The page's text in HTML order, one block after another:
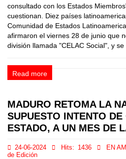
consultado con los Estados
cuestionan. Diez países
Comunidad de Estados
afirmaron el viernes 28 de junio que
división llamada "CELAC Social", y se
Read more
MADURO RETOMA LA
SUPUESTO INTENTO
ESTADO, A UN MES DE
24-06-2024 Hits: 1436 EN
de Edición